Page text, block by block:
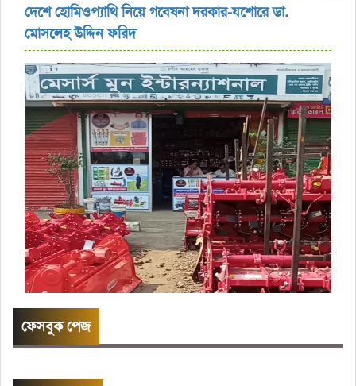
দেশে হোমিওপ্যাথি নিয়ে গবেষনা দরকার-যশোরে ডা.
মোসলেহ উদ্দিন ফরিদ
ফেসবুক পেজ